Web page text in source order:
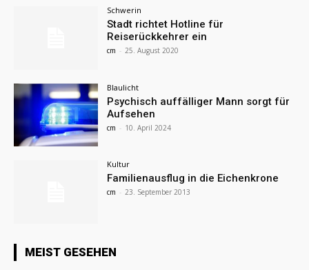
Schwerin
Stadt richtet Hotline für
Reiserückkehrer ein
cm - 25. August 2020
Blaulicht
Psychisch auffälliger Mann sorgt für
Aufsehen
cm - 10. April 2024
Kultur
Familienausflug in die Eichenkrone
cm - 23. September 2013
MEIST GESEHEN